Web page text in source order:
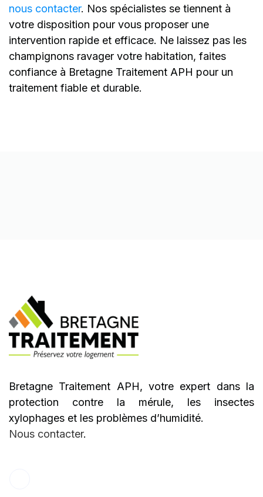
nous contacter. Nos spécialistes se tiennent à
votre disposition pour vous proposer une
intervention rapide et efficace. Ne laissez pas les
champignons ravager votre habitation, faites
confiance à Bretagne Traitement APH pour un
traitement fiable et durable.
Bretagne Traitement APH, votre expert dans la
protection contre la mérule, les insectes
xylophages et les problèmes d’humidité.
Nous contacter.